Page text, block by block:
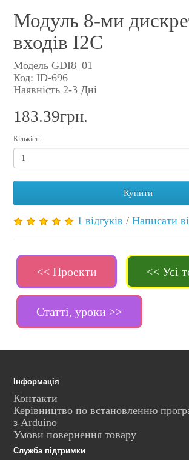
Модуль 8-ми
входів I2C
Модель GDI8_01
Код: ID-696
Наявність 2-3 Дні
183.39грн.
Кількість
Купити
1 відгуків / Написати
<< Проекти << Усі
Статті, уроки >>
Інформація
Контакти
Керівництво по встановленню
з Arduino
Умови повернення товару
Служба підтримки